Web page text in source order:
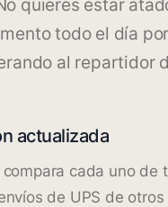
quieres estar
todo el día
al repartidor
actualizada
compara cada uno de
de UPS de otros